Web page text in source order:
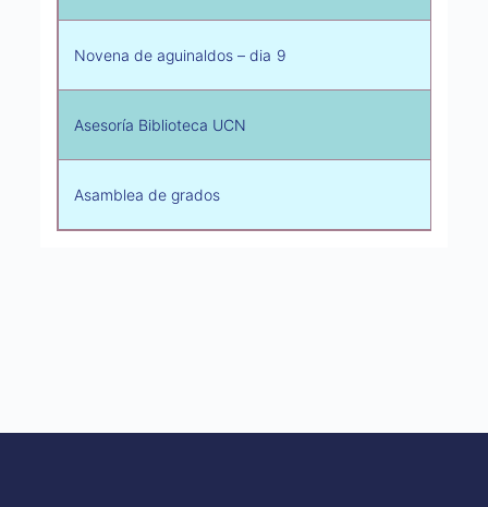
Novena de aguinaldos – dia 9
Asesoría Biblioteca UCN
Asamblea de grados